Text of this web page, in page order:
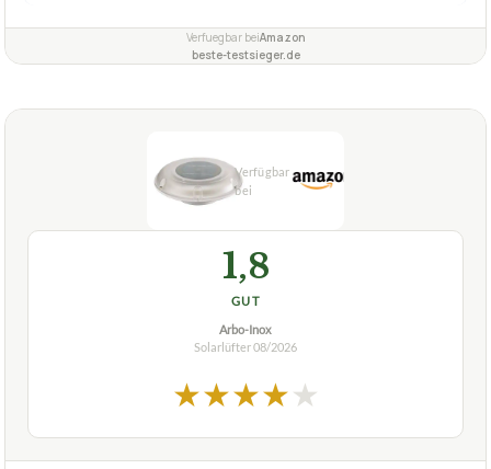
Verfuegbar beiAmazon
beste-testsieger.de
1,8
GUT
Arbo-Inox
Solarlüfter08/2026
★★★★★